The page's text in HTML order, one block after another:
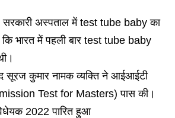
सरकारी अस्पताल में test tube baby का
भारत में पहली बार test tube baby
सूरज कुमार नामक व्यक्ति ने आईआईटी
Test for Masters) पास की।
2022 पारित हुआ